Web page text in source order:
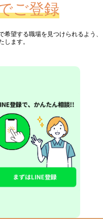
ご登録
希望する職場を見つけられるよう、
します。